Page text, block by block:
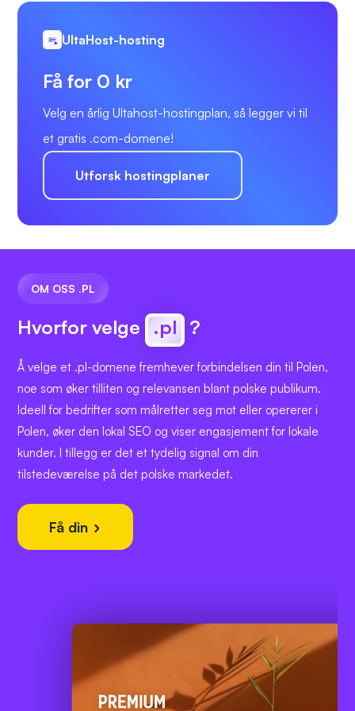
UltaHost-hosting
Få for 0 kr
Velg en årlig Ultahost-hostingplan, så legger vi til
et gratis .com-domene!
Utforsk hostingplaner
OM OSS .PL
Hvorfor velge .pl ?
Å velge et .pl-domene fremhever forbindelsen din til Polen,
noe som øker tilliten og relevansen blant polske publikum.
Ideell for bedrifter som målretter seg mot eller opererer i
Polen, øker den lokal SEO og viser engasjement for lokale
kunder. I tillegg er det et tydelig signal om din
tilstedeværelse på det polske markedet.
Få din